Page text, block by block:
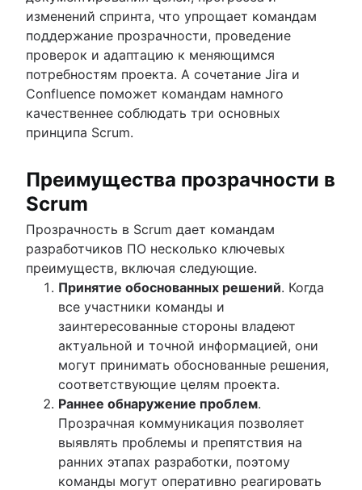
изменений спринта, что упрощает командам
поддержание прозрачности, проведение
проверок и адаптацию к меняющимся
потребностям проекта. А сочетание Jira и
Confluence поможет командам намного
качественнее соблюдать три основных
принципа Scrum.
Преимущества прозрачности в
Scrum
Прозрачность в Scrum дает командам
разработчиков ПО несколько ключевых
преимуществ, включая следующие.
Принятие обоснованных решений. Когда
все участники команды и
заинтересованные стороны владеют
актуальной и точной информацией, они
могут принимать обоснованные решения,
соответствующие целям проекта.
Раннее обнаружение проблем.
Прозрачная коммуникация позволяет
выявлять проблемы и препятствия на
ранних этапах разработки, поэтому
команды могут оперативно реагировать